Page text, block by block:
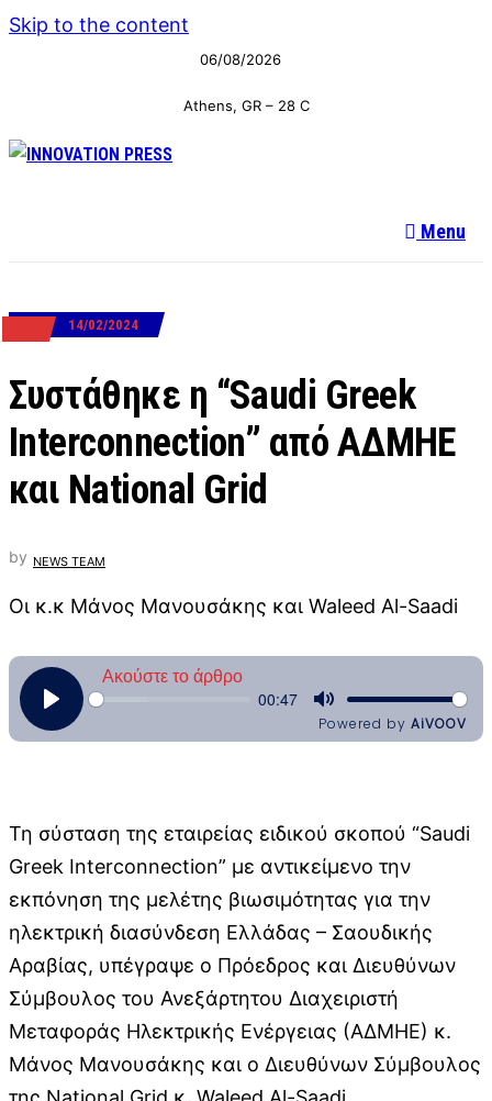
Skip to the content
06/08/2026
Athens, GR – 28 C
Menu
14/02/2024
Συστάθηκε η “Saudi Greek
Interconnection” από ΑΔΜΗΕ
και National Grid
by NEWS TEAM
Οι κ.κ Μάνος Μανουσάκης και Waleed Al-Saadi
Τη σύσταση της εταιρείας ειδικού σκοπού “Saudi
Greek Interconnection” με αντικείμενο την
εκπόνηση της μελέτης βιωσιμότητας για την
ηλεκτρική διασύνδεση Ελλάδας – Σαουδικής
Αραβίας, υπέγραψε ο Πρόεδρος και Διευθύνων
Σύμβουλος του Ανεξάρτητου Διαχειριστή
Μεταφοράς Ηλεκτρικής Ενέργειας (ΑΔΜΗΕ) κ.
Μάνος Μανουσάκης και ο Διευθύνων Σύμβουλος